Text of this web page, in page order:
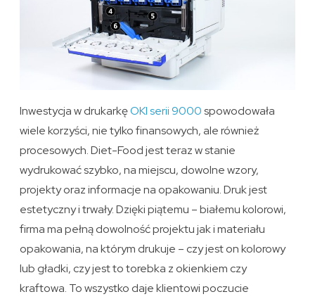
Inwestycja w drukarkęOKI serii 9000spowodowała
wiele korzyści, nie tylko finansowych, ale również
procesowych. Diet-Food jest teraz w stanie
wydrukować szybko, na miejscu, dowolne wzory,
projekty oraz informacje na opakowaniu. Druk jest
estetyczny i trwały. Dzięki piątemu – białemu kolorowi,
firma ma pełną dowolność projektu jak i materiału
opakowania, na którym drukuje – czy jest on kolorowy
lub gładki, czy jest to torebka z okienkiem czy
kraftowa. To wszystko daje klientowi poczucie